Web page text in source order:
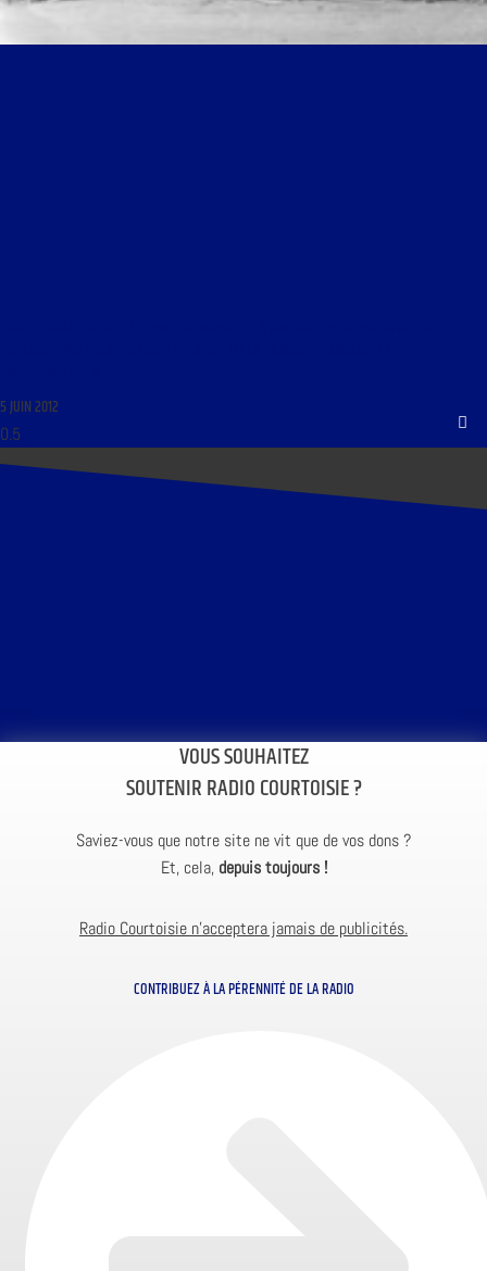
5 JUIN 2012
VOUS SOUHAITEZ
SOUTENIR RADIO COURTOISIE ?
Saviez-vous que notre site ne vit que de vos dons ?
Et, cela, depuis toujours !
Radio Courtoisie n’acceptera jamais de publicités.
CONTRIBUEZ À LA PÉRENNITÉ DE LA RADIO